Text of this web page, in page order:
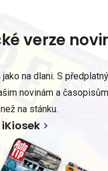
verze
na dlani. S
novinám a
na stánku.